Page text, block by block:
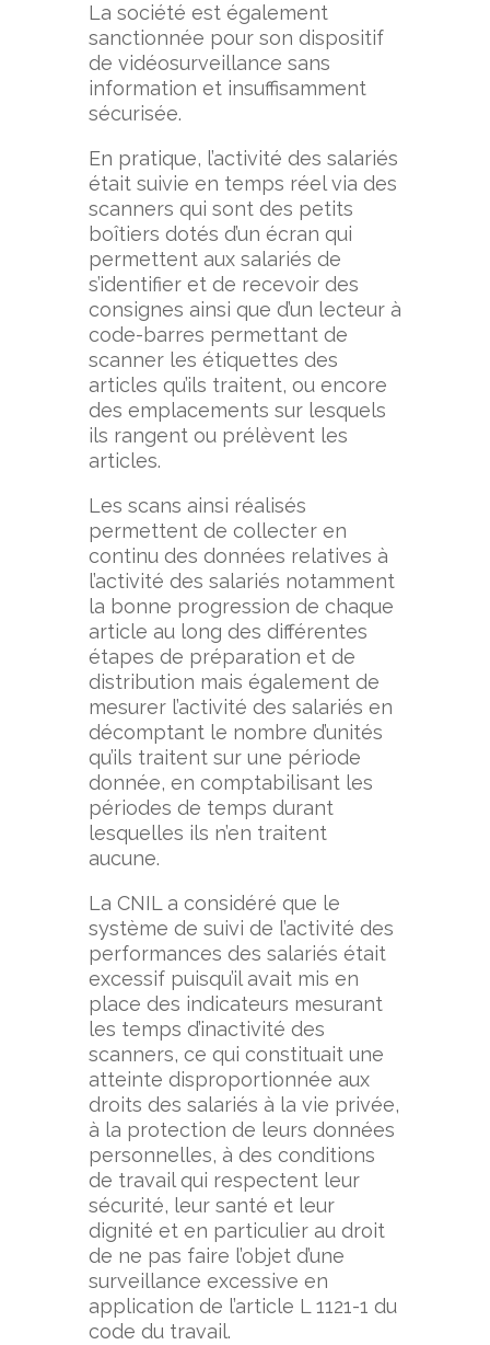
La société est également
sanctionnée pour son dispositif
de vidéosurveillance sans
information et insuffisamment
sécurisée.
En pratique, l’activité des salariés
était suivie en temps réel via des
scanners qui sont des petits
boîtiers dotés d’un écran qui
permettent aux salariés de
s’identifier et de recevoir des
consignes ainsi que d’un lecteur à
code-barres permettant de
scanner les étiquettes des
articles qu’ils traitent, ou encore
des emplacements sur lesquels
ils rangent ou prélèvent les
articles.
Les scans ainsi réalisés
permettent de collecter en
continu des données relatives à
l’activité des salariés notamment
la bonne progression de chaque
article au long des différentes
étapes de préparation et de
distribution mais également de
mesurer l’activité des salariés en
décomptant le nombre d’unités
qu’ils traitent sur une période
donnée, en comptabilisant les
périodes de temps durant
lesquelles ils n’en traitent
aucune.
La CNIL a considéré que le
système de suivi de l’activité des
performances des salariés était
excessif puisqu’il avait mis en
place des indicateurs mesurant
les temps d’inactivité des
scanners, ce qui constituait une
atteinte disproportionnée aux
droits des salariés à la vie privée,
à la protection de leurs données
personnelles, à des conditions
de travail qui respectent leur
sécurité, leur santé et leur
dignité et en particulier au droit
de ne pas faire l’objet d’une
surveillance excessive en
application de l’article L 1121-1 du
code du travail.